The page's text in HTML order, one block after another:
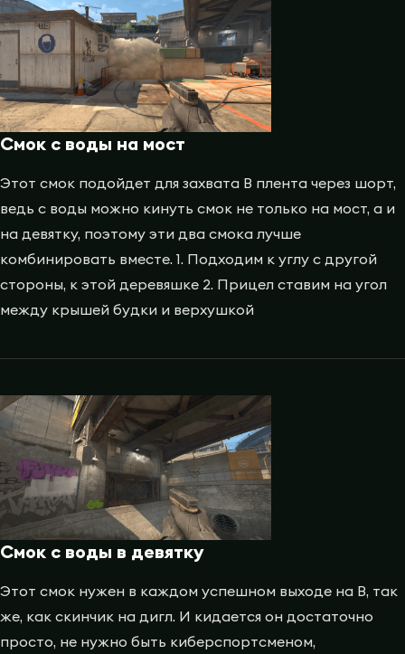
Смок с воды на мост
Этот смок подойдет для захвата B плента через шорт,
ведь с воды можно кинуть смок не только на мост, а и
на девятку, поэтому эти два смока лучше
комбинировать вместе. 1. Подходим к углу с другой
стороны, к этой деревяшке 2. Прицел ставим на угол
между крышей будки и верхушкой
Смок с воды в девятку
Этот смок нужен в каждом успешном выходе на B, так
же, как скинчик на дигл. И кидается он достаточно
просто, не нужно быть киберспортсменом,